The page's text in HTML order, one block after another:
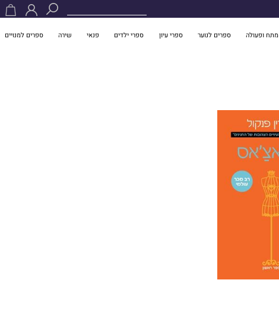
מתח ופעולה ספרים לנוער ספרי עיון ספרי ילדים פנאי שירה ספרים למנויים